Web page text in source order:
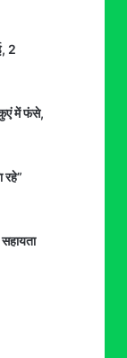
2
कुएं में फंसे,
रहे”